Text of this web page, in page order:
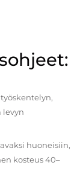
levyn
huoneisiin,
kosteus 40–